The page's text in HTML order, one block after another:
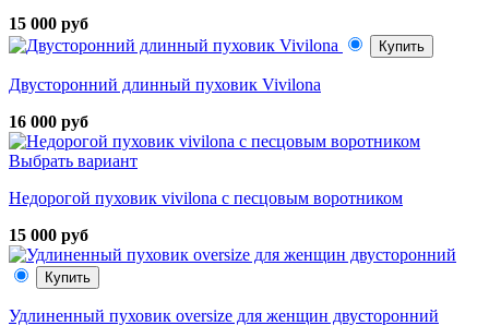
15 000 руб
Купить
Двусторонний длинный пуховик Vivilona
16 000 руб
Выбрать вариант
Недорогой пуховик vivilona с песцовым воротником
15 000 руб
Купить
Удлиненный пуховик oversize для женщин двусторонний